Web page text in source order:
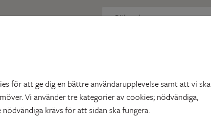
för att ge dig en bättre användarupplevelse samt att vi ska
Vi använder tre kategorier av cookies; nödvändiga,
krävs för att sidan ska fungera.